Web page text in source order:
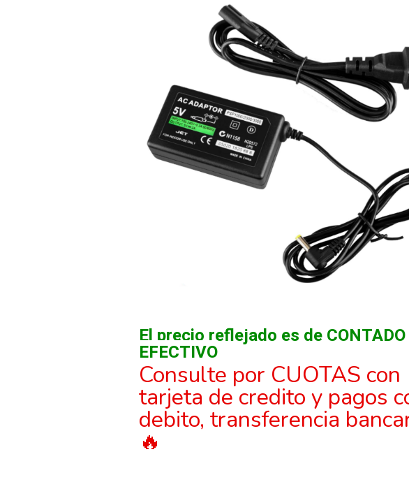
El precio reflejado es de CONTADO
EFECTIVO
Consulte por CUOTAS con
tarjeta de credito y pagos
debito, transferencia
🔥